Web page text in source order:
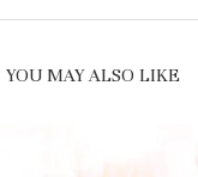
YOU MAY ALSO LIKE